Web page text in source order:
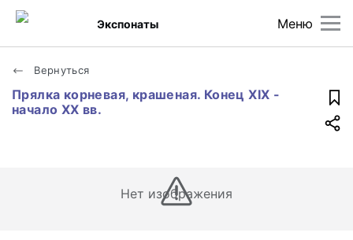
Меню
Экспонаты
Вернуться
Прялка корневая, крашеная. Конец XIX -
начало XX вв.
Нет изображения